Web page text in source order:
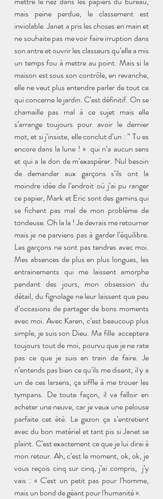
mais peine perdue, le classement est
inviolable. Janet a pris les choses en main et
ne souhaite pas me voir faire irruption dans
son antre et ouvrir les classeurs qu’elle a mis
un temps fou à mettre au point. Mais si la
maison est sous son contrôle, en revanche,
elle ne veut plus entendre parler de tout ce
qui concerne le jardin. C’est définitif. On se
chamaille pas mal à ce sujet mais elle
s’arrange toujours pour avoir le dernier
mot, et si j’insiste, elle conclut d’un : “ Tu es
encore dans la lune ! »  qui n’a aucun sens
et qui a le don de m’exaspérer. Nul besoin
de demander aux garçons s’ils ont la
moindre idée de l’endroit où j’ai pu ranger
ce papier, Mark et Eric sont des gamins qui
se fichent pas mal de mon problème de
tondeuse. Oh la la ! Je devrais me retourner
mais je ne parviens pas à garder l’équilibre.
Les garçons ne sont pas tendres avec moi.
Mes absences de plus en plus longues, les
entrainements qui me laissent amorphe
pendant des jours, mon obsession du
détail, du fignolage ne leur laissent que peu
d’occasions de partager de bons moments
avec moi. Avec Karen, c’est beaucoup plus
simple, je suis son Dieu. Ma fille  acceptera
toujours tout de moi, pourvu que je ne rate
pas ce que je suis en train de faire. Je
n’entends pas bien ce qu’ils me disent, il y a
un de ces larsens, ça siffle à me trouer les
tympans. De toute façon, il va falloir en
acheter une neuve, car je veux une pelouse
parfaite cet été. Le gazon ça s’entretient
avec du bon matériel et tant pis si Janet se
plaint. C’est exactement ce que je lui dirai à
mon retour. Ah, c’est le moment, ok, ok, je
vous reçois cinq sur cinq, j’ai compris,  j’y
vais : « C'est un petit pas pour l’homme,
mais un bond de géant pour l'humanité ».